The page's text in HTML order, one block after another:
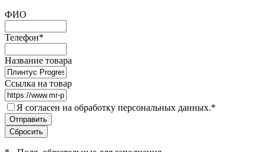
ФИО
Телефон*
Название товара
Ссылка на товар
Я согласен на обработку персональных данных.*